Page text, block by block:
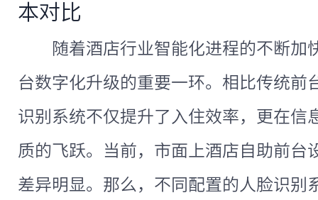
本对比
随着酒店行业智能化进程的不断加
台数字化升级的重要一环。相比传统前
识别系统不仅提升了入住效率，更在信
质的飞跃。当前，市面上酒店自助前台
差异明显。那么，不同配置的人脸识别